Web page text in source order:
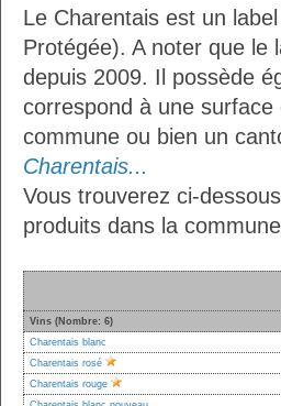
Le Charentais est un
Protégée). A noter que le
depuis 2009. Il possède
correspond à une
commune ou bien un
Charentais...
Vous trouverez ci-
produits dans la
Vins (Nombre: 6)
Charentais blanc
Charentais rosé
Charentais rouge